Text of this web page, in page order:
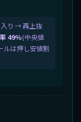
り → 再上抜
49%(中央値
ルは押し安値割